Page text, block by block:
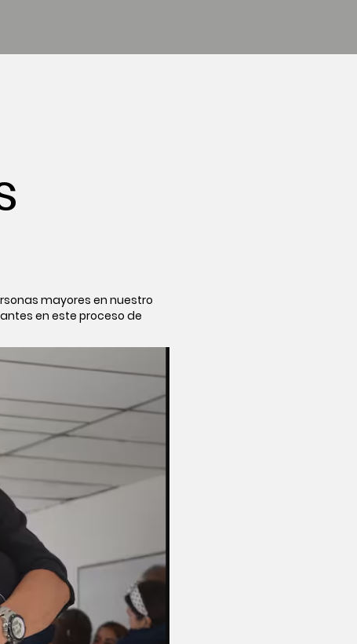
mayores en nuestro
en este proceso de